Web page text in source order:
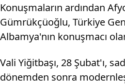
Konuşmaların ardından
Gümrükçüoğlu, Türkiye
Albamya'nın konuşmacı
Vali Yiğitbaşı, 28 Şubat'ı,
dönemden sonra